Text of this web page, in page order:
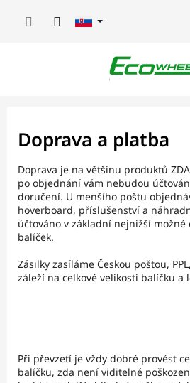
Doprava a platba
Doprava je na většinu produktů
po objednání vám nebudou
doručení. U menšího poštu
hoverboard, příslušenství a
účtováno v základní nejnižší možné
balíček.
Zásilky zasíláme Českou poštou,
záleží na celkové velikosti balíčku a
Při převzetí je vždy dobré provést
balíčku, zda není viditelné